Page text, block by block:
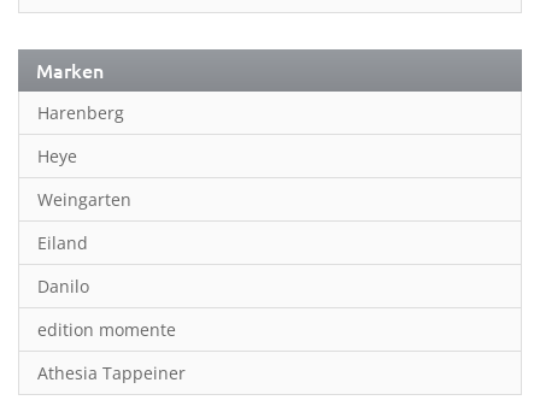
Marken
Harenberg
Heye
Weingarten
Eiland
Danilo
edition momente
Athesia Tappeiner